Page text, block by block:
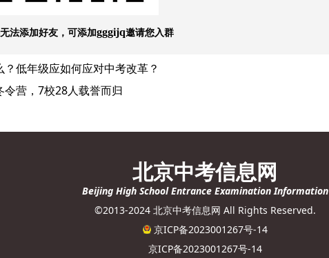
法添加好友，可添加gggijq邀请您入群
低年级应如何应对中考改革？
营，7校28人载誉而归
北京中考信息网
Beijing High School Entrance Examination Information
©2013-2024 北京中考信息网 All Rights Reserved.
京ICP备2023001267号-14
京ICP备2023001267号-14